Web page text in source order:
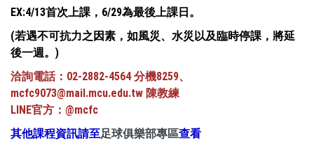
EX:4/13首次上課，6/29為最後上課日。
(若遇不可抗力之因素，如風災、水災以及臨時停課，將延
後一週。)
洽詢電話：02-2882-4564 分機8259、
mcfc9073@mail.mcu.edu.tw 陳教練
LINE官方：@mcfc
其他課程資訊請至足球俱樂部專區查看